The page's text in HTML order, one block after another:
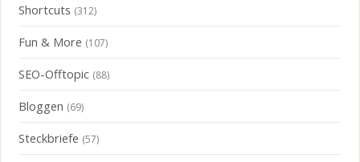
Shortcuts (312)
Fun & More (107)
SEO-Offtopic (88)
Bloggen (69)
Steckbriefe (57)